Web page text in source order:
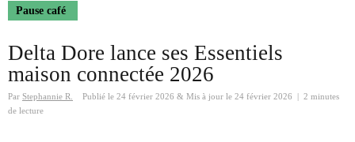
Pause café
Delta Dore lance ses Essentiels
maison connectée 2026
Par Stephannie R. Publié le 24 février 2026 & Mis à jour le 24 février 2026
2 minutes
de lecture